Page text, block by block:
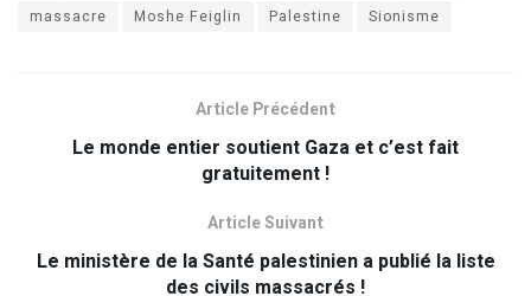
massacre
Moshe Feiglin Palestine Sionisme
Article Précédent
Le monde entier soutient Gaza et c’est fait
gratuitement !
Article Suivant
Le ministère de la Santé palestinien a publié la liste
des civils massacrés !